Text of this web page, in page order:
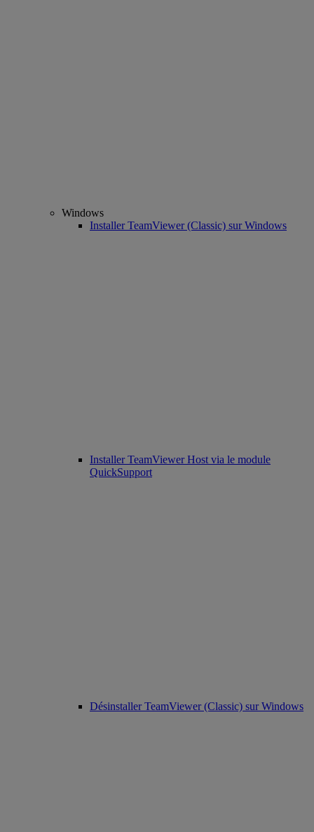
Windows
Installer TeamViewer (Classic) sur Windows
Installer TeamViewer Host via le module
QuickSupport
Désinstaller TeamViewer (Classic) sur Windows